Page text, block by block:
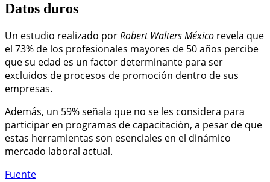
Datos duros
Un estudio realizado porRobert Walters México revela que
el 73% de los profesionales mayores de 50 años percibe
que su edad es un factor determinante para ser
excluidos de procesos de promoción dentro de sus
empresas.
Además, un 59% señala que no se les considera para
participar en programas de capacitación, a pesar de que
estas herramientas son esenciales en el dinámico
mercado laboral actual.
Fuente